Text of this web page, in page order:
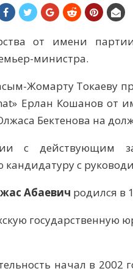
от имени
министра.
Жомарту Токаеву
Ерлан Кошанов от
Бектенова на
с действующим
кандидатуру с
Абаевич родился в
государственную
начал в